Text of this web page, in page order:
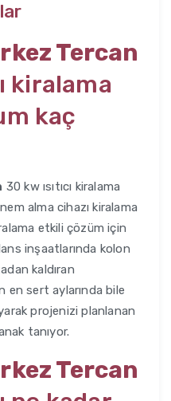
Tercan
kiralama
kaç
30 kw ısıtıcı kiralama
alma cihazı kiralama
etkili çözüm için
inşaatlarında kolon
kaldıran
en sert aylarında bile
projenizi planlanan
tanıyor.
Tercan